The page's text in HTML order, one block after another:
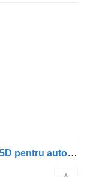
Rezervor de combustibil 2.0 701201075D pentru automobil Volkswagen TRANSPORTER IV Furgon (70XA)